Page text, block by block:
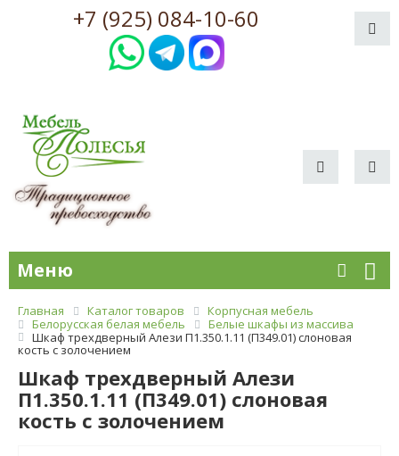
+7 (925) 084-10-60
Меню
Главная Каталог товаров
Корпусная мебель
Белорусская белая мебель
Белые шкафы из массива
Шкаф трехдверный Алези П1.350.1.11 (П349.01) слоновая
кость с золочением
Шкаф трехдверный Алези
П1.350.1.11 (П349.01) слоновая
кость с золочением